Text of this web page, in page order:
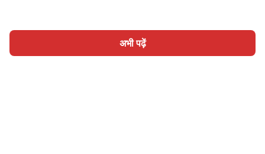
अभी पढ़ें
होम श्रेणी लिखिए लेख साइन इन